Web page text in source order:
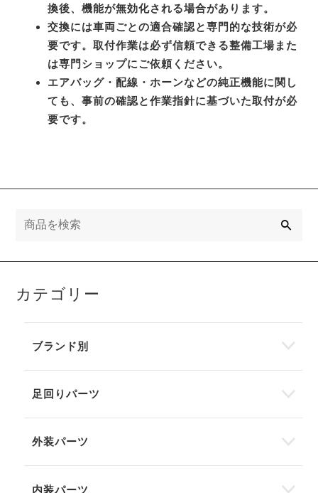
換後、機能が無効化される場合があります。
交換には車両ごとの適合確認と専門的な技術が必
要です。取付作業は必ず信頼できる整備工場また
は専門ショップにご依頼ください。
エアバッグ・配線・ホーンなどの純正機能に関し
ても、事前の確認と作業指針に基づいた取付が必
要です。
カテゴリー
ブランド別
足回りパーツ
外装パーツ
内装パーツ